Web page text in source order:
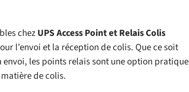
chezUPS Access Point et Relais Colis
l’envoi et la réception de colis. Que ce soit
les points relais sont une option pratique
de colis.